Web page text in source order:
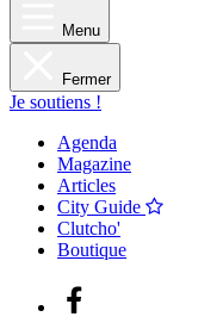
Menu
Fermer
Je soutiens !
Agenda
Magazine
Articles
City Guide
Clutcho'
Boutique